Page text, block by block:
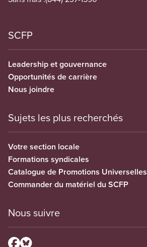
SCFP
Leadership et gouvernance
Opportunités de carrière
Nous joindre
Sujets les plus recherchés
Votre section locale
Formations syndicales
Catalogue de Promotions Universelles
Commander du matériel du SCFP
Nous suivre